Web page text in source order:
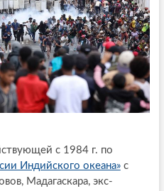
с 1984 г. по
Индийского океана»с
Мадагаскара, экс-